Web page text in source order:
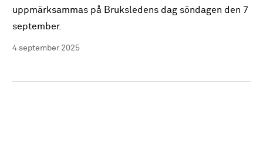
uppmärksammas på Bruksledens dag söndagen den 7
september.
4 september 2025